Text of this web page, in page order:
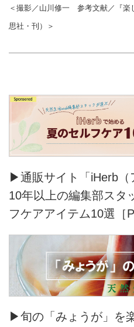
＜撮影／山川修一 参考文献／『楽
思社・刊）＞
▶通販サイト「iHerb（
10年以上の編集部スタ
フケアアイテム10選［
▶旬の「みょうが」を